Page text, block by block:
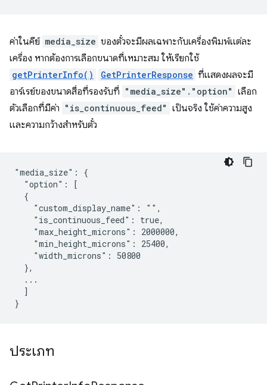
ค่าในคีย์ media_size ของตั๋วจะมีผลเฉพาะกับเครื่องพิมพ์แต่ละ
เครื่อง หากต้องการเลือกขนาดที่เหมาะสม ให้เรียกใช้
getPrinterInfo() GetPrinterResponse ที่แสดงผลจะมี
อาร์เรย์ของขนาดสื่อที่รองรับที่ "media_size"."option" เลือก
ตัวเลือกที่มีค่า "is_continuous_feed" เป็นจริง ใช้ค่าความสูง
และความกว้างสำหรับตั๋ว
"media_size": {
  "option": [
  {
    "custom_display_name": "",
    "is_continuous_feed": true,
    "max_height_microns": 2000000,
    "min_height_microns": 25400,
    "width_microns": 50800
  },
  ...
  ]
ประเภท